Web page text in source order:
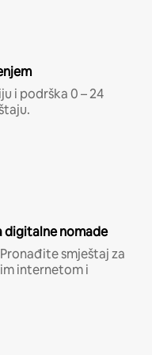
i podrška 0 – 24
digitalne nomade
smještaj za
internetom i